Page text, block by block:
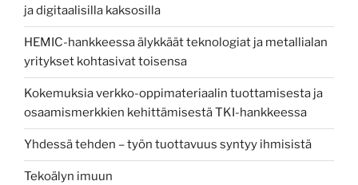
ja digitaalisilla kaksosilla
HEMIC-hankkeessa älykkäät teknologiat ja metallialan
yritykset kohtasivat toisensa
Kokemuksia verkko-oppimateriaalin tuottamisesta ja
osaamismerkkien kehittämisestä TKI-hankkeessa
Yhdessä tehden – työn tuottavuus syntyy ihmisistä
Tekoälyn imuun